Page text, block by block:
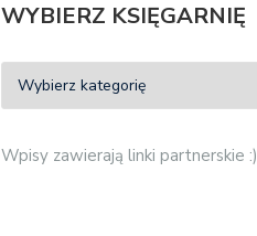
WYBIERZ KSIĘGARNIĘ
Wpisy zawierają linki partnerskie :)